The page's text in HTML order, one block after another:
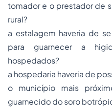
tomador e o prestador de
rural?
a estalagem haveria de
para guarnecer a
hospedados?
a hospedaria haveria de
o município mais
guarnecido do soro